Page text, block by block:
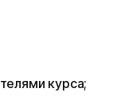
курса;